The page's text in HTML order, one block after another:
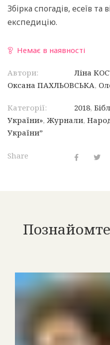
Збірка спогадів, есеїв
експедицію.
Немає в наявності
Автори: Ліна
Оксана ПАХЛЬОВСЬКА,
Категорії: 2018,
України», Журнали,
України”
Share